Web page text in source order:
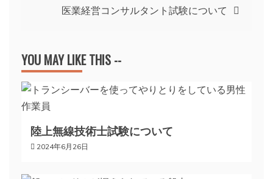
ビ
ゲ
ー
医業経営コンサルタント試験について
YOU MAY LIKE THIS --
陸上無線技術士試験について
2024年6月26日